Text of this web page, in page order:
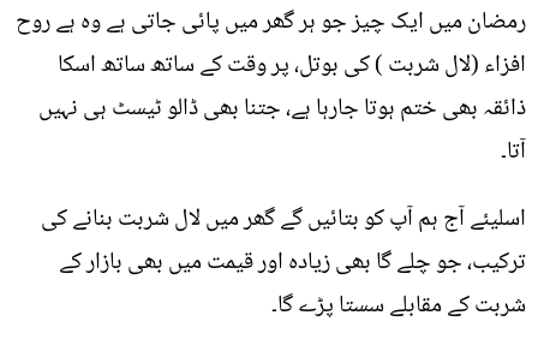
رمضان میں ایک چیز جو ہر گھر میں پائی جاتی ہے وہ ہے روح
افزاء (لال شربت ) کی بوتل، پر وقت کے ساتھ ساتھ اسکا
ذائقہ بھی ختم ہوتا جارہا ہے، جتنا بھی ڈالو ٹیسٹ ہی نہیں
آتا۔
اسلیئے آج ہم آپ کو بتائیں گے گھر میں لال شربت بنانے کی
ترکیب، جو چلے گا بھی زیادہ اور قیمت میں بھی بازار کے
شربت کے مقابلے سستا پڑے گا۔